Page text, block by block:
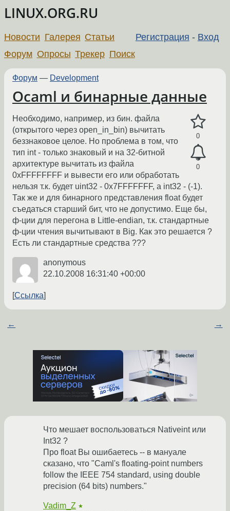
LINUX.ORG.RU
Регистрация - Вход
Новости Галерея Статьи
Форум Опросы Трекер Поиск
Форум — Development
Ocaml и бинарные данные
0
0
Необходимо, например, из бин. файла
(открытого через open_in_bin) вычитать
беззнаковое целое. Но проблема в том, что
тип int - только знаковый и на 32-битной
архитектуре вычитать из файла
0xFFFFFFFF и вывести его или обработать
нельзя т.к. будет uint32 - 0x7FFFFFFF, а int32 - (-1).
Так же и для бинарного представления float будет
съедаться старший бит, что не допустимо. Еще бы,
ф-ции для перегона в Little-endian, т.к. стандартные
ф-ции чтения вычитывают в Big. Как это решается ?
Есть ли стандартные средства ???
anonymous
22.10.2008 16:31:40 +00:00
Ссылка
← →
Что мешает воспользоваться Nativeint или
Int32 ?
Про float Вы ошибаетесь -- в мануале
сказано, что "Caml's floating-point numbers
follow the IEEE 754 standard, using double
precision (64 bits) numbers."
Vadim_Z ★